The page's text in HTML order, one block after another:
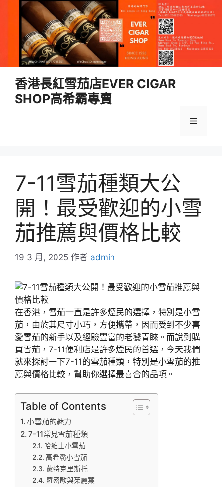
香港長紅雪茄店EVER CIGAR
SHOP高希霸專賣
選
7-11雪茄種類大公
開！最受歡迎的小雪
茄推薦與價格比較
19 3 月, 2025 作者 admin
在香港，雪茄一直是許多煙民的選擇，特別是小雪
茄，由於其尺寸小巧，方便攜帶，因而受到不少喜
愛雪茄的新手以及經驗豐富的老饕青睞。而說到購
買雪茄，7-11便利店是許多煙民的首選，今天我們
就來探討一下7-11的雪茄種類，特別是小雪茄的推
薦與價格比較，幫助你選擇最喜合的品項。
Table of Contents
小雪茄的魅力
7-11常見雪茄種類
哈維士小雪茄
高希霸小雪茄
蒙特克里斯托
羅密歐與茱麗葉